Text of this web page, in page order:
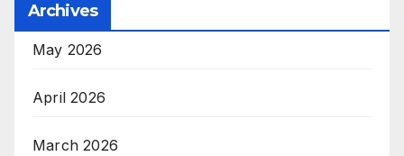
Archives
May 2026
April 2026
March 2026